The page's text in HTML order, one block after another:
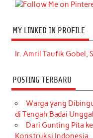
MY LINKED IN PROFILE
Ir. Amril Taufik Gobel,
POSTING TERBARU
Warga yang
di Tengah Badai
Dari Gunting Pita
Konstruksi Indonesia